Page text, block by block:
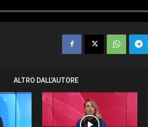
ALTRO DALL'AUTORE